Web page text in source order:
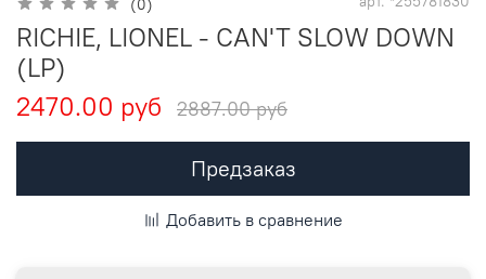
(0)
RICHIE, LIONEL - CAN'T SLOW DOWN
(LP)
2470.00 руб
2887.00 руб
Предзаказ
Добавить в сравнение